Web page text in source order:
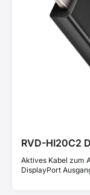
RVD-HI20C2
Aktives Kabel zum
DisplayPort